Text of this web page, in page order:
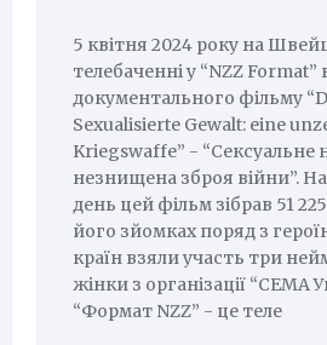
5 квітня 2024 року на
телебаченні у “NZZ Format”
документального фільму
Sexualisierte Gewalt: eine
Kriegswaffe” - “Сексуальне
незнищена зброя війни”.
день цей фільм зібрав 51
його зйомках поряд з
країн взяли участь три
жінки з організації “СЕМА
“Формат NZZ” - це теле